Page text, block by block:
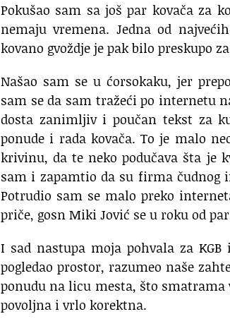
Pokušao sam sa još par kovača za
nemaju vremena. Jedna od
kovano gvoždje je pak bilo preskupo
Našao sam se u ćorsokaku, jer
sam se da sam tražeći po internetu
dosta zanimljiv i poučan tekst za
ponude i rada kovača. To je malo
krivinu, da te neko podučava šta je
sam i zapamtio da su firma čudnog
Potrudio sam se malo preko
priče, gosn Miki Jović se u roku od
I sad nastupa moja pohvala za KGB
pogledao prostor, razumeo naše
ponudu na licu mesta, što
povoljna i vrlo korektna.